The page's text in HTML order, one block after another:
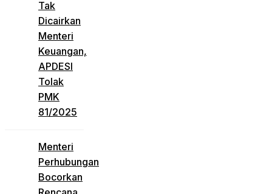
Tak
Dicairkan
Menteri
Keuangan,
APDESI
Tolak
PMK
81/2025
Menteri
Perhubungan
Bocorkan